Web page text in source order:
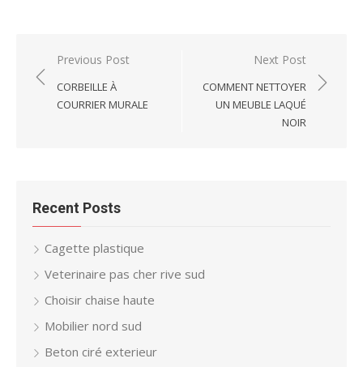
Post
navigation
Previous Post
CORBEILLE À
COURRIER MURALE
Next Post
COMMENT NETTOYER
UN MEUBLE LAQUÉ
NOIR
Recent Posts
Cagette plastique
Veterinaire pas cher rive sud
Choisir chaise haute
Mobilier nord sud
Beton ciré exterieur